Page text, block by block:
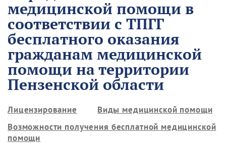
медицинской помощи в
соответствии с ТПГГ
бесплатного оказания
гражданам медицинской
помощи на территории
Пензенской области
Лицензирование
Виды медицинской помощи
Возможности получения бесплатной медицинской
помощи